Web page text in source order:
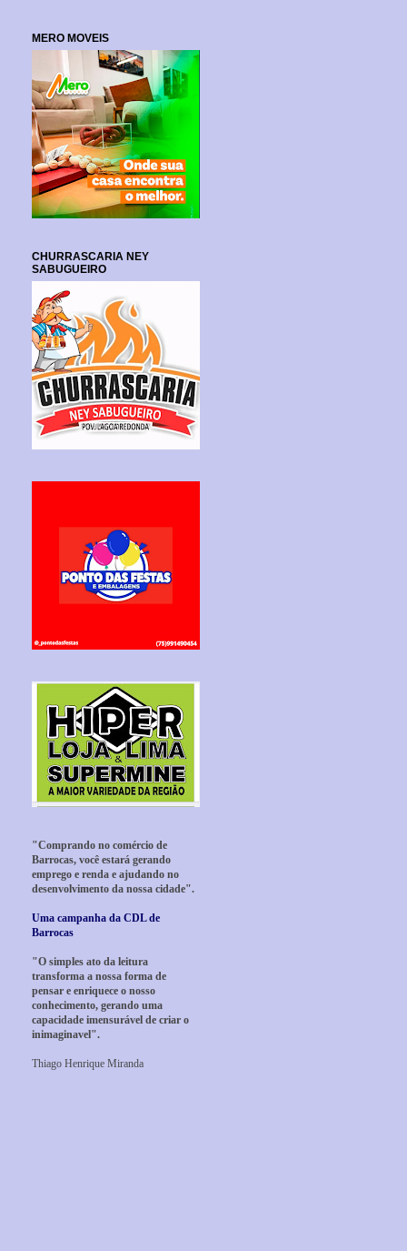
MERO MOVEIS
CHURRASCARIA NEY
SABUGUEIRO
"Comprando no comércio de
Barrocas, você estará gerando
emprego e renda e ajudando no
desenvolvimento da nossa cidade".
Uma campanha da CDL de
Barrocas
"O simples ato da leitura
transforma a nossa forma de
pensar e enriquece o nosso
conhecimento, gerando uma
capacidade imensurável de criar o
inimaginavel".
Thiago Henrique Miranda